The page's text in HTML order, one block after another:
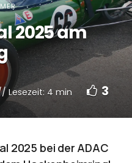
2025 am
Lesezeit: 4 min 3
2025 bei der ADAC